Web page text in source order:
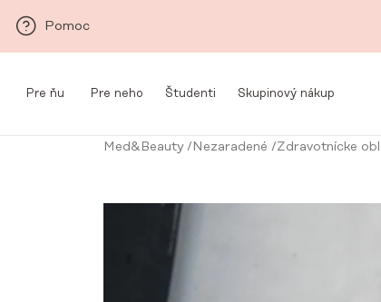
Pomoc
Pre ňu Pre neho Študenti Skupinový nákup
Med&Beauty/ Nezaradené /Zdravotnícke